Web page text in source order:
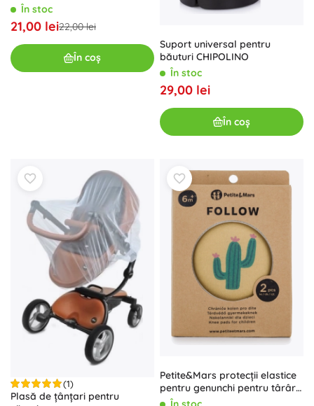
În stoc
21,00 lei22,00 lei
În coș
Suport universal pentru
băuturi CHIPOLINO
În stoc
29,00 lei
În coș
(1)
Plasă de țânțari pentru
Petite&Mars protecții elastice
pentru genunchi pentru târâre
Follow Intense Ochre